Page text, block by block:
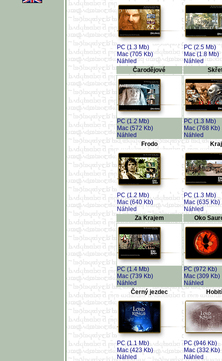
PC (1.3 Mb)
Mac (705 Kb)
Náhled
PC (2.5 Mb)
Mac (1.8 Mb)
Náhled
Čarodějové
PC (1.2 Mb)
Mac (572 Kb)
Náhled
PC (1.3 Mb)
Mac (768 Kb)
Náhled
Frodo
Kraj
PC (1.2 Mb)
Mac (640 Kb)
Náhled
PC (1.3 Mb)
Mac (635 Kb)
Náhled
Za Krajem
Oko
PC (1.4 Mb)
Mac (739 Kb)
Náhled
PC (972 Kb)
Mac (309 Kb)
Náhled
Černý jezdec
PC (1.1 Mb)
Mac (423 Kb)
Náhled
PC (946 Kb)
Mac (332 Kb)
Náhled